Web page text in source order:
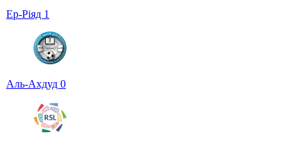
Ер-Ріяд 1
Аль-Ахдуд 0